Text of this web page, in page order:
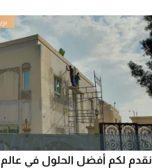
تعقيدات مقابل عمولة متفق
نقدم لكم أفضل الحلول في